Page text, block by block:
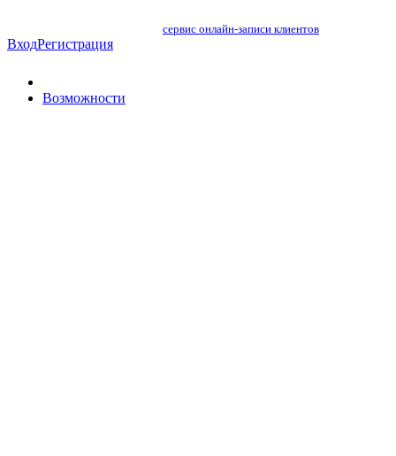
сервис онлайн-записи клиентов
ВходРегистрация
Возможности